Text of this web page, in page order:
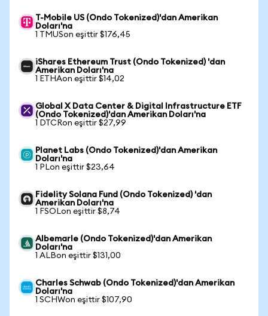
T-Mobile US (Ondo Tokenized)'dan Amerikan
Doları'na
1 TMUSon eşittir $176,45
iShares Ethereum Trust (Ondo Tokenized) 'dan
Amerikan Doları'na
1 ETHAon eşittir $14,02
Global X Data Center & Digital Infrastructure ETF
(Ondo Tokenized)'dan Amerikan Doları'na
1 DTCRon eşittir $27,99
Planet Labs (Ondo Tokenized)'dan Amerikan
Doları'na
1 PLon eşittir $23,64
Fidelity Solana Fund (Ondo Tokenized) 'dan
Amerikan Doları'na
1 FSOLon eşittir $8,74
Albemarle (Ondo Tokenized)'dan Amerikan
Doları'na
1 ALBon eşittir $131,00
Charles Schwab (Ondo Tokenized)'dan Amerikan
Doları'na
1 SCHWon eşittir $107,90